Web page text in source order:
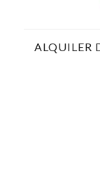
ALQUILER